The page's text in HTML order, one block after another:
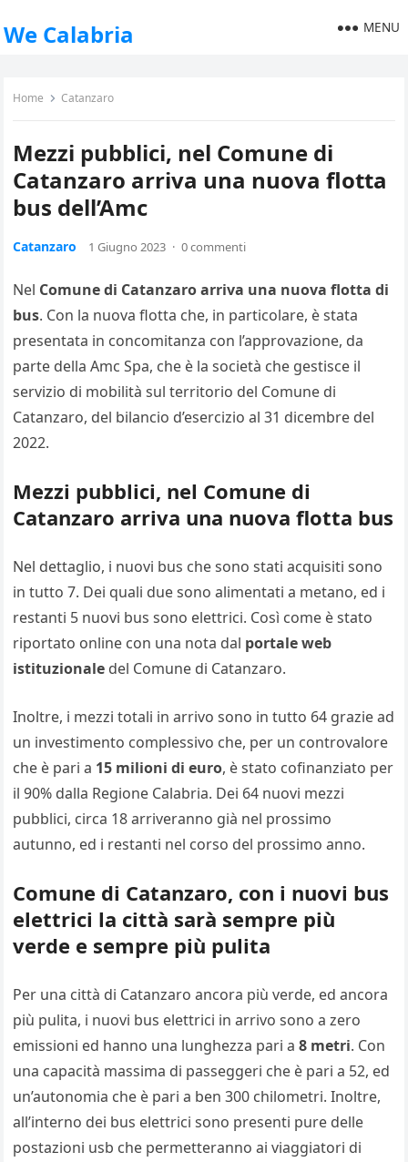
We Calabria MENU
Home Catanzaro
Mezzi pubblici, nel Comune di
Catanzaro arriva una nuova flotta
bus dell’Amc
Catanzaro 1 Giugno 2023 · 0 commenti
Nel Comune di Catanzaro arriva una nuova flotta di
bus. Con la nuova flotta che, in particolare, è stata
presentata in concomitanza con l’approvazione, da
parte della Amc Spa, che è la società che gestisce il
servizio di mobilità sul territorio del Comune di
Catanzaro, del bilancio d’esercizio al 31 dicembre del
2022.
Mezzi pubblici, nel Comune di
Catanzaro arriva una nuova flotta bus
Nel dettaglio, i nuovi bus che sono stati acquisiti sono
in tutto 7. Dei quali due sono alimentati a metano, ed i
restanti 5 nuovi bus sono elettrici. Così come è stato
riportato online con una nota dal portale web
istituzionale del Comune di Catanzaro.
Inoltre, i mezzi totali in arrivo sono in tutto 64 grazie ad
un investimento complessivo che, per un controvalore
che è pari a 15 milioni di euro, è stato cofinanziato per
il 90% dalla Regione Calabria. Dei 64 nuovi mezzi
pubblici, circa 18 arriveranno già nel prossimo
autunno, ed i restanti nel corso del prossimo anno.
Comune di Catanzaro, con i nuovi bus
elettrici la città sarà sempre più
verde e sempre più pulita
Per una città di Catanzaro ancora più verde, ed ancora
più pulita, i nuovi bus elettrici in arrivo sono a zero
emissioni ed hanno una lunghezza pari a8 metri. Con
una capacità massima di passeggeri che è pari a 52, ed
un’autonomia che è pari a ben 300 chilometri. Inoltre,
all’interno dei bus elettrici sono presenti pure delle
postazioni usb che permetteranno ai viaggiatori di